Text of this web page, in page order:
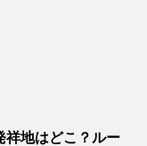
祥地はどこ？ルー